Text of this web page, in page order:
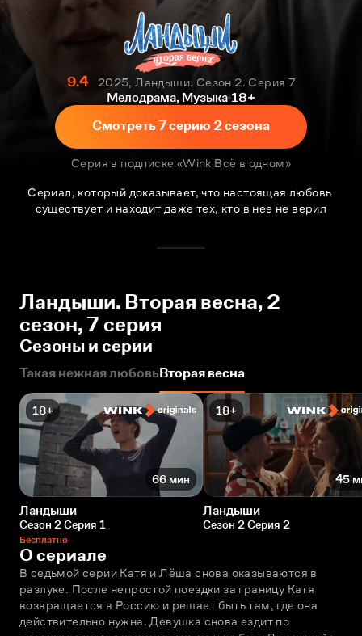
9.4
2025, Ландыши. Сезон 2. Серия 7
Мелодрама, Музыка 18+
Сериал, который доказывает, что настоящая любовь
существует и находит даже тех, кто в нее не верил
Смотреть 7 серию 2 сезона
Серия в подписке «Wink Всё в одном»
Ландыши. Вторая весна, 2
сезон, 7 серия
Сезоны и серии
Такая нежная любовьВторая весна
18+
66 мин
Ландыши
Сезон 2 Серия 1
Бесплатно
18+
45
Ландыши
Сезон 2 Серия 2
О сериале
В седьмой серии Катя и Лёша снова оказываются в
разлуке. После непростой поездки за границу Катя
возвращается в Россию и решает быть там, где она
действительно нужна. Девушка снова ездит по